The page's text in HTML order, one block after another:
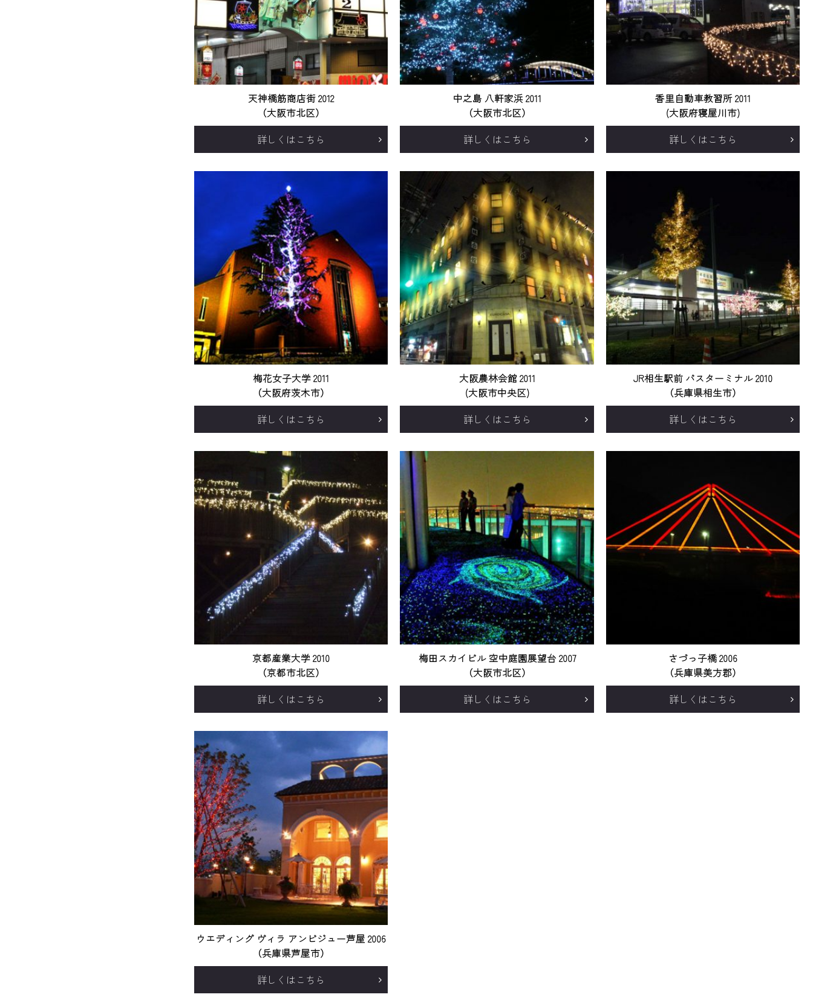
天神橋筋商店街 2012
（大阪市北区）
詳しくはこちら
中之島 八軒家浜 2011
（大阪市北区）
詳しくはこちら
香里自動車教習所 2011
(大阪府寝屋川市)
詳しくはこちら
梅花女子大学 2011
（大阪府茨木市）
詳しくはこちら
大阪農林会館 2011
(大阪市中央区)
詳しくはこちら
JR相生駅前 バスターミナル 2010
（兵庫県相生市）
詳しくはこちら
京都産業大学 2010
（京都市北区）
詳しくはこちら
梅田スカイビル 空中庭園展望台 2007
（大阪市北区）
詳しくはこちら
さづっ子橋 2006
（兵庫県美方郡）
詳しくはこちら
ウエディング ヴィラ アンビジュー芦屋 2006
（兵庫県芦屋市）
詳しくはこちら